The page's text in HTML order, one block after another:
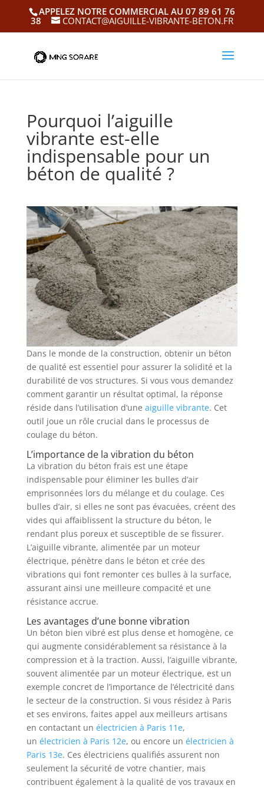
APPELEZ NOTRE COMMERCIAL AU 07 89 61 76
38
CONTACT@AIGUILLE-VIBRANTE-BETON.FR
Pourquoi l’aiguille
vibrante est-elle
indispensable pour un
béton de qualité ?
Dans le monde de la construction, obtenir un béton
de qualité est essentiel pour assurer la solidité et la
durabilité de vos structures. Si vous vous demandez
comment garantir un résultat optimal, la réponse
réside dans l’utilisation d’une aiguille vibrante. Cet
outil joue un rôle crucial dans le processus de
coulage du béton.
L’importance de la vibration du béton
La vibration du béton frais est une étape
indispensable pour éliminer les bulles d’air
emprisonnées lors du mélange et du coulage. Ces
bulles d’air, si elles ne sont pas évacuées, créent des
vides qui affaiblissent la structure du béton, le
rendant plus poreux et susceptible de se fissurer.
L’aiguille vibrante, alimentée par un moteur
électrique, pénètre dans le béton et crée des
vibrations qui font remonter ces bulles à la surface,
assurant ainsi une meilleure compacité et une
résistance accrue.
Les avantages d’une bonne vibration
Un béton bien vibré est plus dense et homogène, ce
qui augmente considérablement sa résistance à la
compression et à la traction. Aussi, l’aiguille vibrante,
souvent alimentée par un moteur électrique, est un
exemple concret de l’importance de l’électricité dans
le secteur de la construction. Si vous résidez à Paris
et ses environs, faites appel aux meilleurs artisans
en contactant un électricien à Paris 11e,
un électricien à Paris 12e, ou encore un électricien à
Paris 13e. Ces électriciens qualifiés assurent non
seulement la sécurité de votre chantier, mais
contribuent également à la qualité de vos travaux en